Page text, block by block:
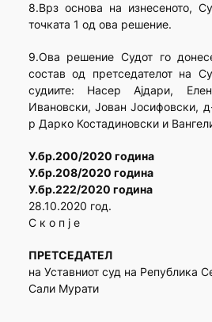
8.Врз основа на изнесеното,
точката 1 од ова решение.
9.Ова решение Судот го
состав од претседателот на
судиите: Насер Ајдари,
Ивановски, Јован Јосифовски,
р Дарко Костадиновски и
У.бр.200/2020 година
У.бр.208/2020 година
У.бр.222/2020 година
28.10.2020 год.
С к о п ј е
ПРЕТСЕДАТЕЛ
на Уставниот суд на Република
Сали Мурати